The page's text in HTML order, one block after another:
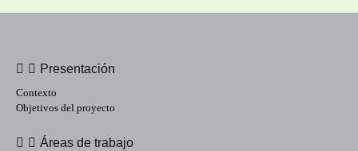
Presentación
Contexto
Objetivos del proyecto
Áreas de trabajo